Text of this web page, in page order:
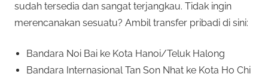
sudah tersedia dan sangat terjangkau. Tidak ingin
merencanakan sesuatu? Ambil transfer pribadi di sini:
Bandara Noi Bai ke Kota Hanoi/Teluk Halong
Bandara Internasional Tan Son Nhat ke Kota Ho Chi